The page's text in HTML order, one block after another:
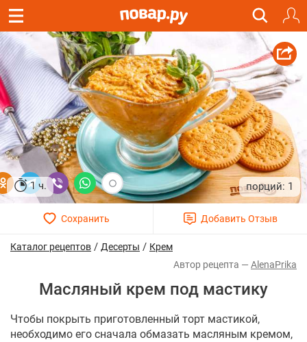
1 ч. 1
Каталог рецептов / Десерты / Крем
AlenaPrika
Масляный крем под мастику
Чтобы покрыть приготовленный торт мастикой,
необходимо его сначала обмазать масляным кремом,